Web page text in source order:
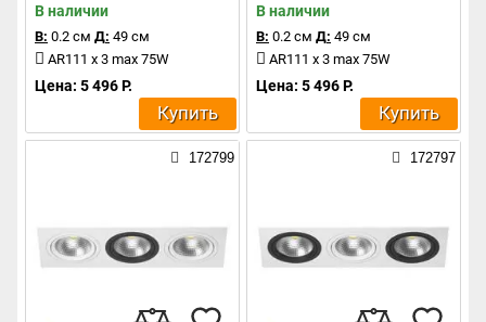
В наличии
В: 0.2 см Д: 49 см
AR111 x 3 max 75W
Цена: 5 496 Р.
Купить
В наличии
В: 0.2 см Д: 49 см
AR111 x 3 max 75W
Цена: 5 496 Р.
Купить
172799 172797